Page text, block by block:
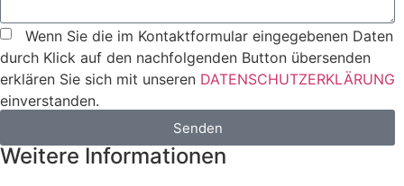
Wenn Sie die im Kontaktformular eingegebenen Daten
durch Klick auf den nachfolgenden Button übersenden
erklären Sie sich mit unseren DATENSCHUTZERKLÄRUNG
einverstanden.
Senden
Weitere Informationen